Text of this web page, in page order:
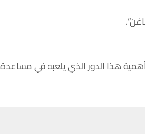
أهمية هذا الدور الذي يلعبه في مساعدة